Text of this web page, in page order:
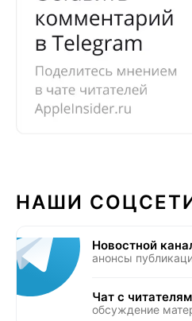
НАШИ
Новостной
анонсы
Чат с
обсуждение